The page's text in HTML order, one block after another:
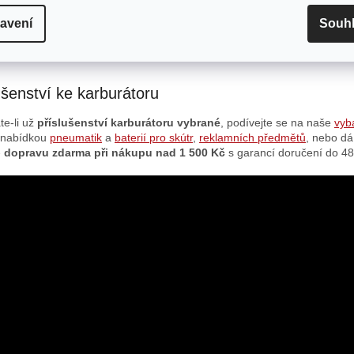
není...
NAČÍST 12
ke karburátoru
li už příslušenství karburátoru vybrané , podívejte se na naše
pneumatik a baterií pro skútr, reklamních předmětů , nebo
dopravu zdarma při nákupu nad 1 500 Kč s garancí doručení do 48